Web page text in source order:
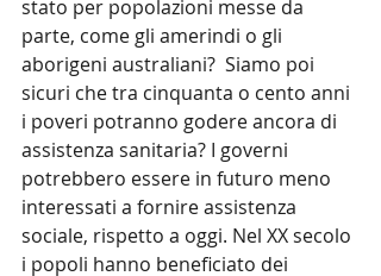
stato per popolazioni messe da
parte, come gli amerindi o gli
aborigeni australiani?  Siamo poi
sicuri che tra cinquanta o cento anni
i poveri potranno godere ancora di
assistenza sanitaria? I governi
potrebbero essere in futuro meno
interessati a fornire assistenza
sociale, rispetto a oggi. Nel XX secolo
i popoli hanno beneficiato dei